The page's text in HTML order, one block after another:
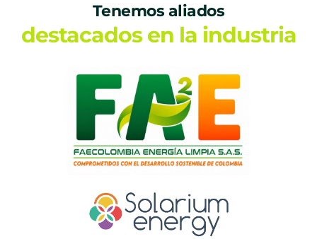
Tenemos aliados
destacados en la industria